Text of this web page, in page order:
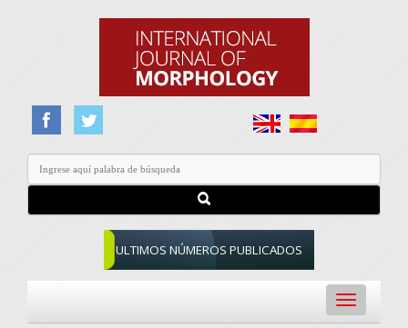
ULTIMOS NÚMEROS PUBLICADOS
Toggle
navigation